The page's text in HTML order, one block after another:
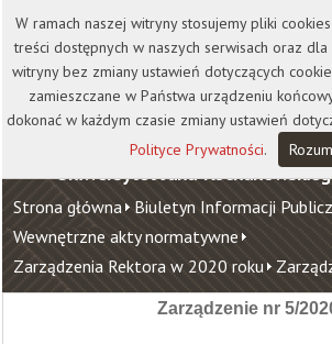
Kontakt Biblioteka
Wirtualna Uczelnia
Uniwersytet Jana
Strona główna Biuletyn Informacji
Wewnętrzne akty normatywne
Zarządzenia Rektora w 2020 roku
Zarządzenie nr 5/
W ramach naszej witryny stosujemy pliki
treści dostępnych w naszych serwisach oraz dla
witryny bez zmiany ustawień dotyczących
zamieszczane w Państwa urządzeniu
dokonać w każdym czasie zmiany ustawień
Polityce Prywatności.